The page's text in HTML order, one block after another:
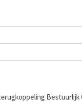
Bestuurlijk